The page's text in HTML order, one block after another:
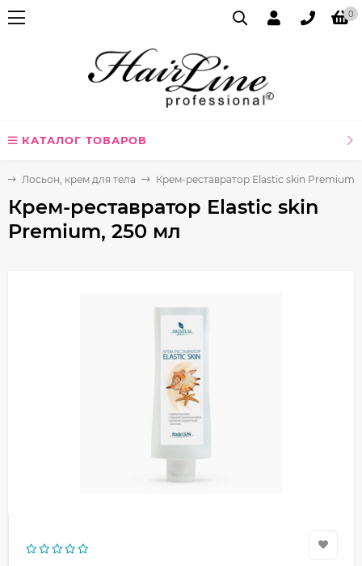
0
КАТАЛОГ ТОВАРОВ
Лосьон, крем для тела Крем-реставратор Elastic skin Premium,
Крем-реставратор Elastic skin
Premium, 250 мл